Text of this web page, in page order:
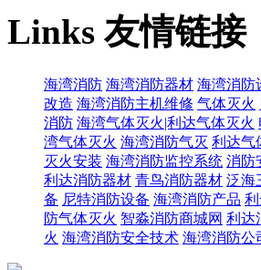
Links友情链接
海湾消防 海湾消防器材 海湾消防
改造 海湾消防主机维修 气体灭火
消防 海湾气体灭火|利达气体灭火
湾气体灭火 海湾消防气灭 利达气
灭火安装 海湾消防监控系统 消防
利达消防器材 青鸟消防器材 泛海
备 尼特消防设备 海湾消防产品
防气体灭火 智淼消防商城网 利达
火 海湾消防安全技术 海湾消防公